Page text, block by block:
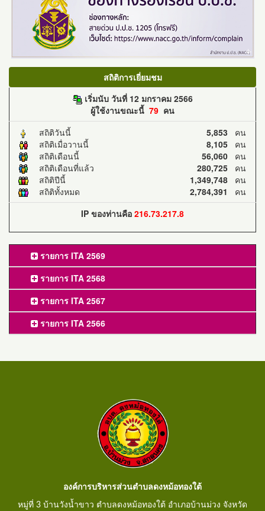
สถิติการเยี่ยมชม
เริ่มนับ วันที่ 12 มกราคม 2566
ผู้ใช้งานขณะนี้ 79 คน
สถิติวันนี้
5,853 คน
สถิติเมื่อวานนี้
8,105 คน
สถิติเดือนนี้
56,060 คน
สถิติเดือนที่แล้ว
280,725 คน
สถิติปีนี้
1,349,748 คน
สถิติทั้งหมด
2,784,391 คน
IP ของท่านคือ 216.73.217.8
รายการ ITA 2569
รายการ ITA 2568
รายการ ITA 2567
รายการ ITA 2566
องค์การบริหารส่วนตำบลดงหม้อทองใต้
หมู่ที่ 3 บ้านวังน้ำขาว ตำบลดงหม้อทองใต้ อำเภอบ้านม่วง จังหวัด